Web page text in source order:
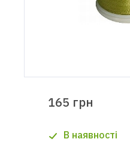
Гарантія
швейної
165 грн
В наявності